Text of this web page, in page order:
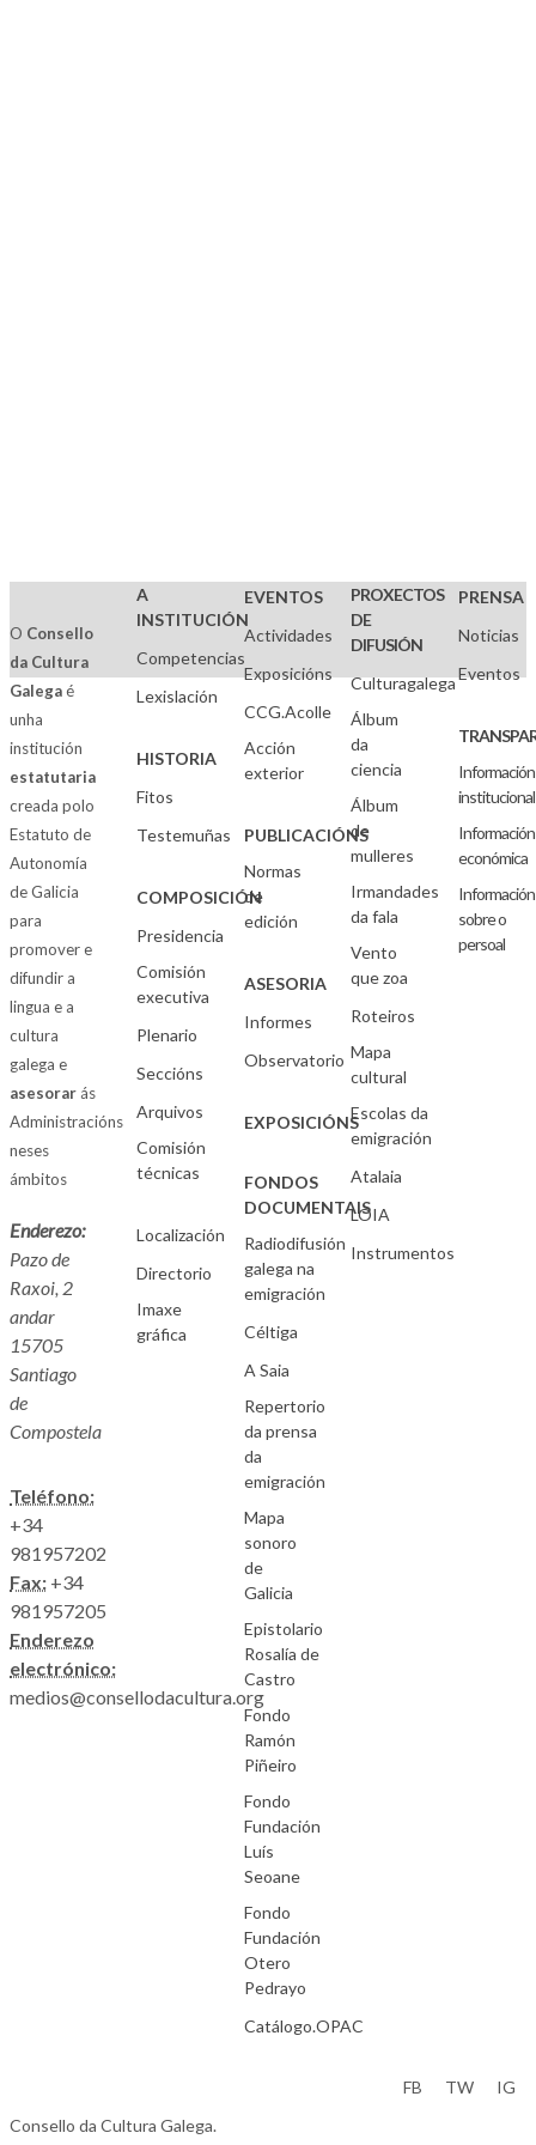
O Consello
da Cultura
Galegaé
unha
institución
estatutaria
creada polo
Estatuto de
Autonomía
de Galicia
para
promover e
difundir a
lingua e a
cultura
galega e
asesorarás
Administracións
neses
ámbitos
Enderezo:
Pazo de
Raxoi, 2
andar
15705
Santiago
de
Compostela
Teléfono:
+34
981957202
Fax: +34
981957205
Enderezo
electrónico:
medios@consellodacultura.org
A
INSTITUCIÓN
Competencias
Lexislación
HISTORIA
Fitos
Testemuñas
COMPOSICIÓN
Presidencia
Comisión
executiva
Plenario
Seccións
Arquivos
Comisión
técnicas
Localización
Directorio
Imaxe
gráfica
EVENTOS
Actividades
Exposicións
CCG.Acolle
Acción
exterior
PUBLICACIÓNS
Normas
de
edición
ASESORIA
Informes
Observatorio
EXPOSICIÓNS
FONDOS
DOCUMENTAIS
Radiodifusión
galega na
emigración
Céltiga
A Saia
Repertorio
da prensa
da
emigración
Mapa
sonoro
de
Galicia
Epistolario
Rosalía de
Castro
Fondo
Ramón
Piñeiro
Fondo
Fundación
Luís
Seoane
Fondo
Fundación
Otero
Pedrayo
Catálogo.OPAC
PROXECTOS
DE
DIFUSIÓN
Culturagalega
Álbum
da
ciencia
Álbum
de
mulleres
Irmandades
da fala
Vento
que zoa
Roteiros
Mapa
cultural
Escolas da
emigración
Atalaia
LOIA
Instrumentos
PRENSA
Noticias
Eventos
Información
institucional
Información
económica
Información
sobre o
persoal
Consello da Cultura Galega.
FB TW IG